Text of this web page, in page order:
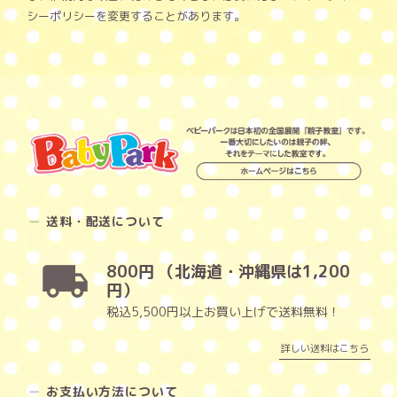
シーポリシーを変更することがあります。
送料・配送について
800円 （北海道・沖縄県は1,200
円）
税込5,500円以上お買い上げで送料無料！
詳しい送料はこちら
お支払い方法について